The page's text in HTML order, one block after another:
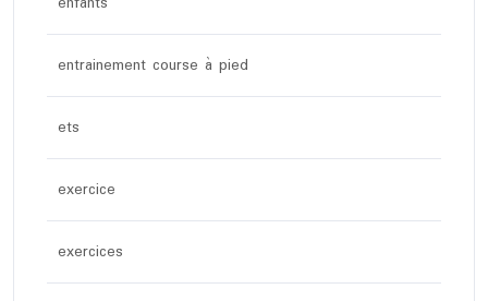
entrainement course à pied
ets
exercice
exercices